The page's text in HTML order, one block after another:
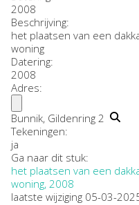
2008
Beschrijving:
het plaatsen van een
woning
Datering:
2008
Adres:
Bunnik, Gildenring 2
Tekeningen:
ja
Ga naar dit stuk:
het plaatsen van een
woning, 2008
laatste wijziging 05-03-